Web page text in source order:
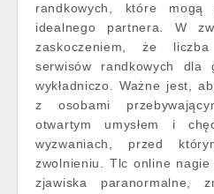
randkowych, które mogą
idealnego partnera. W
zaskoczeniem, że
serwisów randkowych dla
wykładniczo. Ważne jest,
z osobami
otwartym umysłem i
wyzwaniach, przed
zwolnieniu. Tlc online
zjawiska paranormalne,